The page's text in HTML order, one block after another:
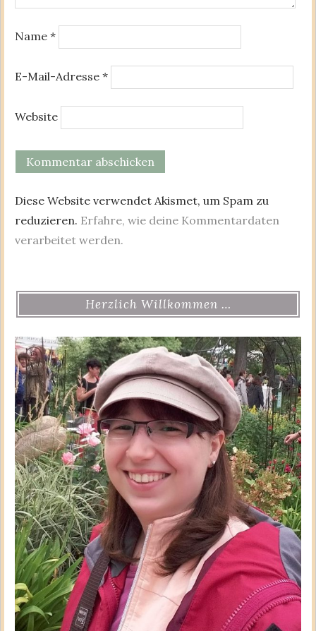
Name *
E-Mail-Adresse *
Website
Diese Website verwendet Akismet, um Spam zu
reduzieren. Erfahre, wie deine Kommentardaten
verarbeitet werden.
Herzlich Willkommen …